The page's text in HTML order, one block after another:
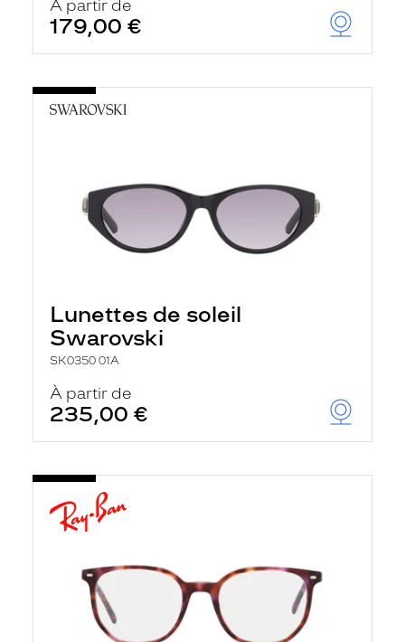
À partir de
179,00 €
Lunettes de soleil
Swarovski
SK0350 01A
À partir de
235,00 €